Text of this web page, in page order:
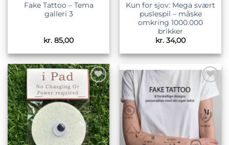
Fake Tattoo – Tema
galleri 3
kr. 85,00
Kun for sjov: Mega svært
puslespil – måske
omkring 1000.000
brikker
kr. 34,00
Tilføj til
ønskeliste
Tilføj til
ønskeliste